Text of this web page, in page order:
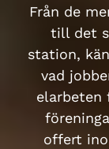
Från de
till det
station,
vad
elarbeten
offert